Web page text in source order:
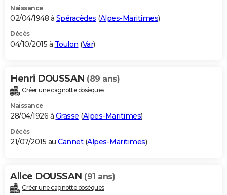
Naissance
02/04/1948 à Spéracèdes (Alpes-Maritimes)
Décès
04/10/2015 à Toulon (Var)
Henri DOUSSAN (89 ans)
Créer une cagnotte obsèques
Naissance
28/04/1926 à Grasse (Alpes-Maritimes)
Décès
21/07/2015 au Cannet(Alpes-Maritimes)
Alice DOUSSAN (91 ans)
Créer une cagnotte obsèques